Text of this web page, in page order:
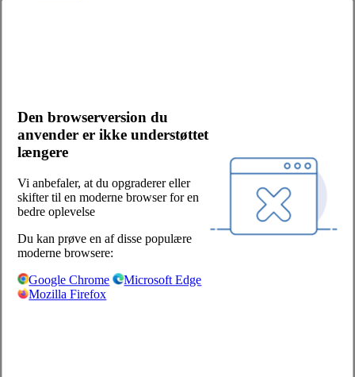
Den browserversion du
anvender er ikke understøttet
længere
Vi anbefaler, at du opgraderer eller
skifter til en moderne browser for en
bedre oplevelse
Du kan prøve en af disse populære
moderne browsere:
Google Chrome
Microsoft Edge
Mozilla Firefox
Cookies og persondata
Presserum
Whistleblowerordning
LinkedIn
Sjælland/Fyn:
Centervej 1
4180 Sorø
+45 57 87 04 00
salg-soro@hoka.dk